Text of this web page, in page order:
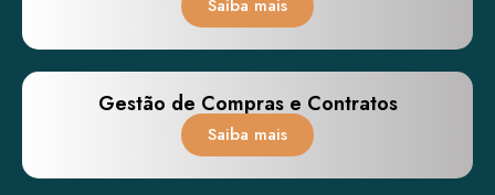
Saiba mais
Gestão de Compras e Contratos
Saiba mais